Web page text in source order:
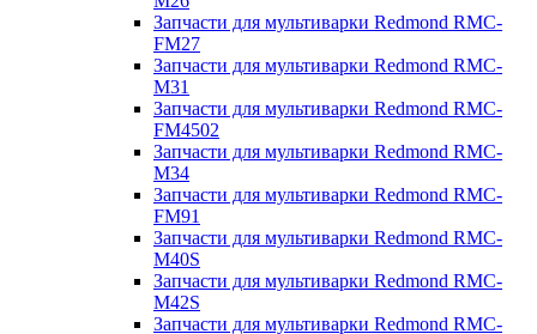
Запчасти для мультиварки Redmond RMC-
FM27
Запчасти для мультиварки Redmond RMC-
M31
Запчасти для мультиварки Redmond RMC-
FM4502
Запчасти для мультиварки Redmond RMC-
M34
Запчасти для мультиварки Redmond RMC-
FM91
Запчасти для мультиварки Redmond RMC-
M40S
Запчасти для мультиварки Redmond RMC-
M42S
Запчасти для мультиварки Redmond RMC-